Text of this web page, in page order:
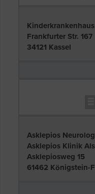
Frankfurter Str. 167
34121 Kassel
Asklepios
Asklepios Klinik
Asklepiosweg 15
61462 Königstein-